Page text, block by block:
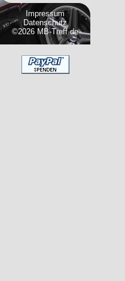
Impressum
Datenschutz
©2026 MB-Treff.de